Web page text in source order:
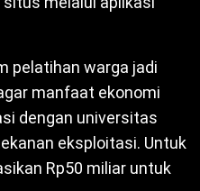
pelatihan warga jadi
manfaat ekonomi
dengan universitas
eksploitasi. Untuk
Rp50 miliar untuk